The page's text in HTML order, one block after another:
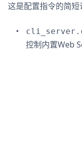
这是配置指令的简短
控制内置Web